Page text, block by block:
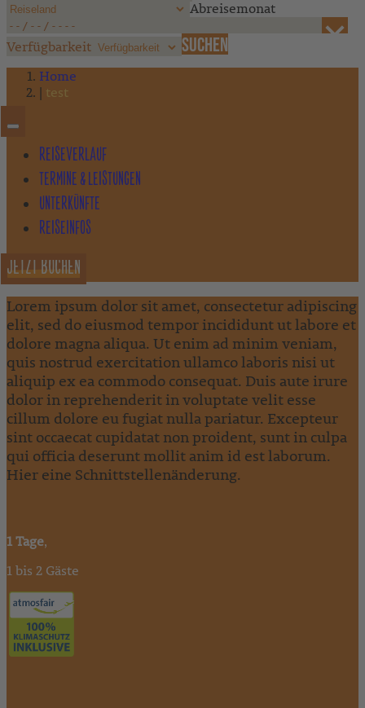
Abreisemonat
Verfügbarkeit
Home
test
REISEVERLAUF
TERMINE & LEISTUNGEN
UNTERKÜNFTE
REISEINFOS
JETZT BUCHEN
Lorem ipsum dolor sit amet, consectetur adipiscing
elit, sed do eiusmod tempor incididunt ut labore et
dolore magna aliqua. Ut enim ad minim veniam,
quis nostrud exercitation ullamco laboris nisi ut
aliquip ex ea commodo consequat. Duis aute irure
dolor in reprehenderit in voluptate velit esse
cillum dolore eu fugiat nulla pariatur. Excepteur
sint occaecat cupidatat non proident, sunt in culpa
qui officia deserunt mollit anim id est laborum.
Hier eine Schnittstellenänderung.
1 Tage,
1 bis 2 Gäste